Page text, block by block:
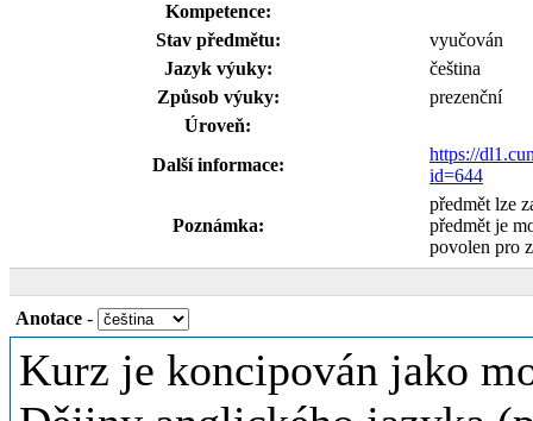
Kompetence:
Stav předmětu:
vyučován
Jazyk výuky:
čeština
Způsob výuky:
prezenční
Úroveň:
Další informace:
https://
id=644
Poznámka:
předmět lze
předmět je
povolen pro
Anotace -
Kurz je koncipován jako